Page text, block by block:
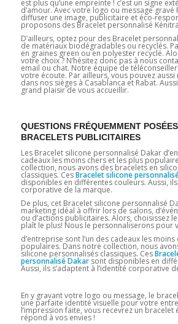
est plus qu’une empreinte ! c’est un signe
d’amour. Avec votre logo ou message gravé
diffuser une image, publicitaire et éco-
proposons des Bracelet personnalisé Kénitra
D’ailleurs, optez pour des Bracelet
de matériaux biodégradables ou recyclés.
en graines green ou en polyester recyclé.
votre choix ? N’hésitez donc pas à nous
email ou chat. Notre équipe de
votre écoute. Par ailleurs, vous pouvez
dans nos sièges à Casablanca et Rabat.
grand plaisir de vous accueillir.
QUESTIONS FRÉQUEMMENT
BRACELETS PUBLICITAIRES
Les Bracelet silicone personnalisé Dakar
cadeaux les moins chers et les plus
collection, nous avons des bracelets en
classiques. CesBracelet silicone
disponibles en différentes couleurs. Aussi, ils
corporative de la marque.
De plus, cet Bracelet silicone personnalisé
marketing idéal à offrir lors de salons,
ou d’actions publicitaires. Alors, choisissez
plaît le plus! Nous le personnaliserons pour
d’entreprise sont l’un des cadeaux les
populaires. Dans notre collection, nous
silicone personnalisés classiques. Ces
personnalisé Dakar sont disponibles en
Aussi, ils s’adaptent à l’identité corporative
En y gravant votre logo ou message, le
une parfaite identité visuelle pour votre
l’impression faite, vous recevrez un
répond à vos envies !